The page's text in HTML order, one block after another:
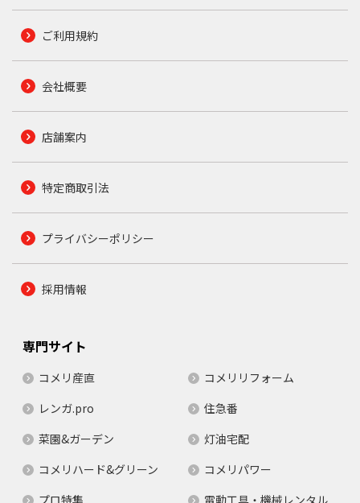
ご利用規約
会社概要
店舗案内
特定商取引法
プライバシーポリシー
採用情報
専門サイト
コメリ産直
コメリリフォーム
レンガ.pro
住急番
菜園&ガーデン
灯油宅配
コメリハード&グリーン
コメリパワー
プロ特集
電動工具・機械レンタル